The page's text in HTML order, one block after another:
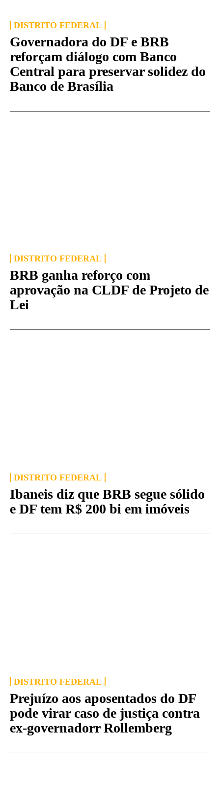
DISTRITO FEDERAL
Governadora do DF e BRB
reforçam diálogo com Banco
Central para preservar solidez do
Banco de Brasília
DISTRITO FEDERAL
BRB ganha reforço com
aprovação na CLDF de Projeto de
Lei
DISTRITO FEDERAL
Ibaneis diz que BRB segue sólido
e DF tem R$ 200 bi em imóveis
DISTRITO FEDERAL
Prejuízo aos aposentados do DF
pode virar caso de justiça contra
ex-governadorr Rollemberg